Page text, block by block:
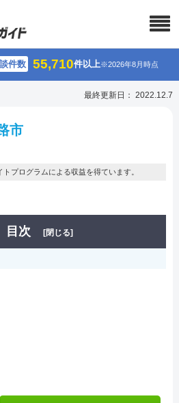
件数 55,710件以上※2026年8月時点
最終更新日： 2022.12.7
市
プログラムによる収益を得ています。
目次 [閉じる]